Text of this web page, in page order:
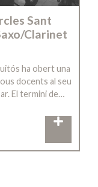
Sant
Clarinet
ha obert una
docents al seu
El termini de…